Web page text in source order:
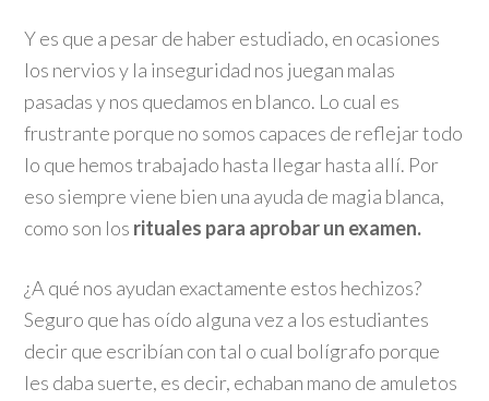
Y es que a pesar de haber estudiado, en ocasiones
los nervios y la inseguridad nos juegan malas
pasadas y nos quedamos en blanco. Lo cual es
frustrante porque no somos capaces de reflejar todo
lo que hemos trabajado hasta llegar hasta allí. Por
eso siempre viene bien una ayuda de magia blanca,
como son los rituales para aprobar un examen.
¿A qué nos ayudan exactamente estos hechizos?
Seguro que has oído alguna vez a los estudiantes
decir que escribían con tal o cual bolígrafo porque
les daba suerte, es decir, echaban mano de amuletos